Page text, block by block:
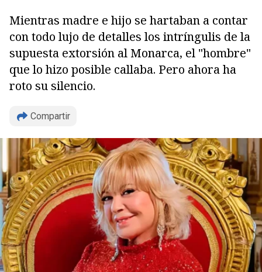
Mientras madre e hijo se hartaban a contar
con todo lujo de detalles los intríngulis de la
supuesta extorsión al Monarca, el "hombre"
que lo hizo posible callaba. Pero ahora ha
roto su silencio.
Compartir
Copiar